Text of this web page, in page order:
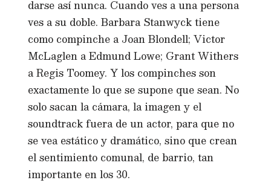
darse así nunca. Cuando ves a una persona
ves a su doble. Barbara Stanwyck tiene
como compinche a Joan Blondell; Victor
McLaglen a Edmund Lowe; Grant Withers
a Regis Toomey. Y los compinches son
exactamente lo que se supone que sean. No
solo sacan la cámara, la imagen y el
soundtrack fuera de un actor, para que no
se vea estático y dramático, sino que crean
el sentimiento comunal, de barrio, tan
importante en los 30.